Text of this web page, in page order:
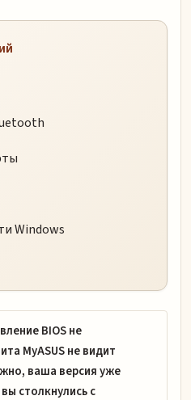
Windows
BIOS не
MyASUS не видит
ваша версия уже
столкнулись с